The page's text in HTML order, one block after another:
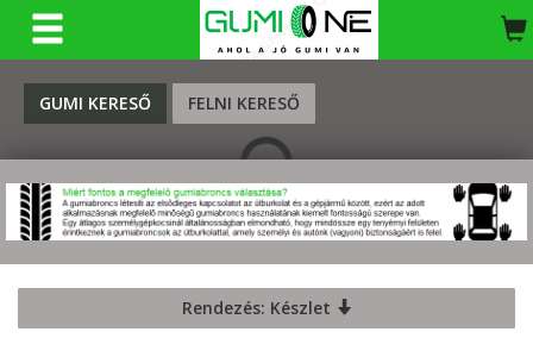
GUMI KERESŐ FELNI KERESŐ
KERESÉS
Rendezés: Készlet